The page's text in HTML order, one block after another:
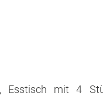
Esstisch mit 4